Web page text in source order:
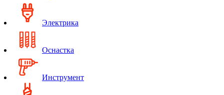
Электрика
Оснастка
Инструмент